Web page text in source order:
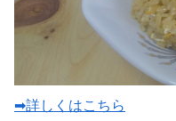
➡詳しくはこちら